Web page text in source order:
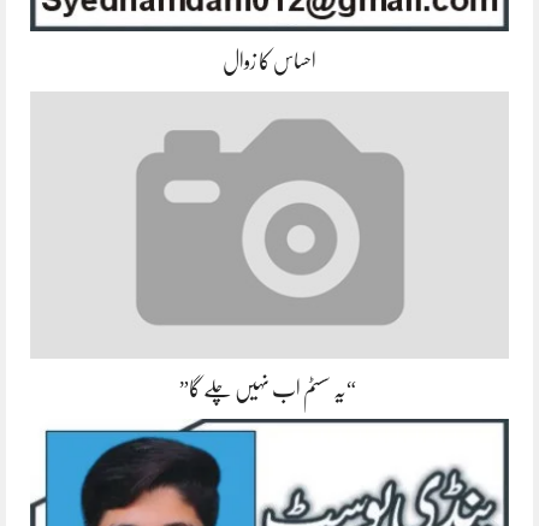
احساس کا زوال
“یہ سسٹم اب نہیں چلے گا”